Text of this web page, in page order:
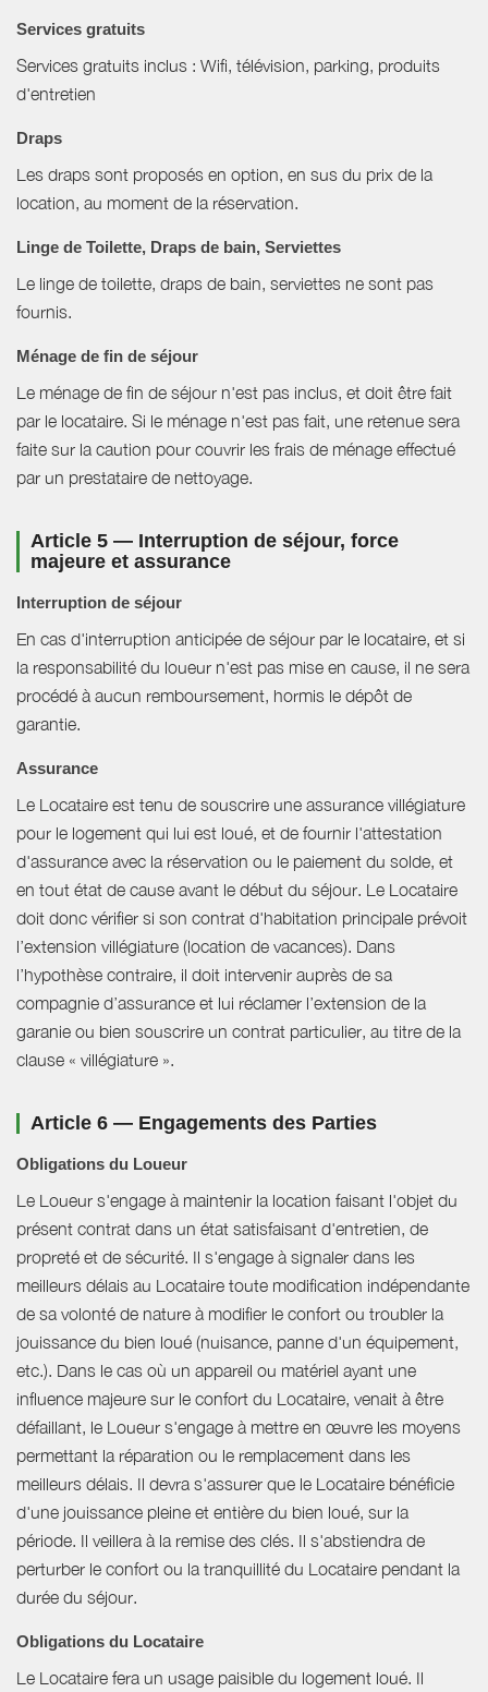
Services gratuits
Services gratuits inclus : Wifi, télévision, parking, produits
d'entretien
Draps
Les draps sont proposés en option, en sus du prix de la
location, au moment de la réservation.
Linge de Toilette, Draps de bain, Serviettes
Le linge de toilette, draps de bain, serviettes ne sont pas
fournis.
Ménage de fin de séjour
Le ménage de fin de séjour n'est pas inclus, et doit être fait
par le locataire. Si le ménage n'est pas fait, une retenue sera
faite sur la caution pour couvrir les frais de ménage effectué
par un prestataire de nettoyage.
Article 5 — Interruption de séjour, force
majeure et assurance
Interruption de séjour
En cas d'interruption anticipée de séjour par le locataire, et si
la responsabilité du loueur n'est pas mise en cause, il ne sera
procédé à aucun remboursement, hormis le dépôt de
garantie.
Assurance
Le Locataire est tenu de souscrire une assurance villégiature
pour le logement qui lui est loué, et de fournir l'attestation
d'assurance avec la réservation ou le paiement du solde, et
en tout état de cause avant le début du séjour. Le Locataire
doit donc vérifier si son contrat d'habitation principale prévoit
l’extension villégiature (location de vacances). Dans
l’hypothèse contraire, il doit intervenir auprès de sa
compagnie d’assurance et lui réclamer l’extension de la
garanie ou bien souscrire un contrat particulier, au titre de la
clause « villégiature ».
Article 6 — Engagements des Parties
Obligations du Loueur
Le Loueur s'engage à maintenir la location faisant l'objet du
présent contrat dans un état satisfaisant d'entretien, de
propreté et de sécurité. Il s'engage à signaler dans les
meilleurs délais au Locataire toute modification indépendante
de sa volonté de nature à modifier le confort ou troubler la
jouissance du bien loué (nuisance, panne d'un équipement,
etc.). Dans le cas où un appareil ou matériel ayant une
influence majeure sur le confort du Locataire, venait à être
défaillant, le Loueur s'engage à mettre en œuvre les moyens
permettant la réparation ou le remplacement dans les
meilleurs délais. Il devra s'assurer que le Locataire bénéficie
d'une jouissance pleine et entière du bien loué, sur la
période. Il veillera à la remise des clés. Il s'abstiendra de
perturber le confort ou la tranquillité du Locataire pendant la
durée du séjour.
Obligations du Locataire
Le Locataire fera un usage paisible du logement loué. Il